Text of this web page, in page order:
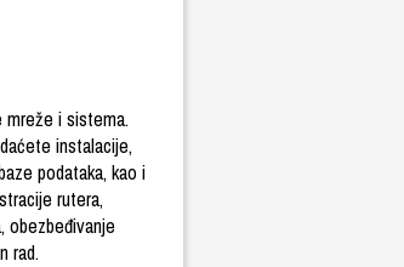
mreže i sistema.
instalacije,
podataka, kao i
rutera,
obezbeđivanje
rad.